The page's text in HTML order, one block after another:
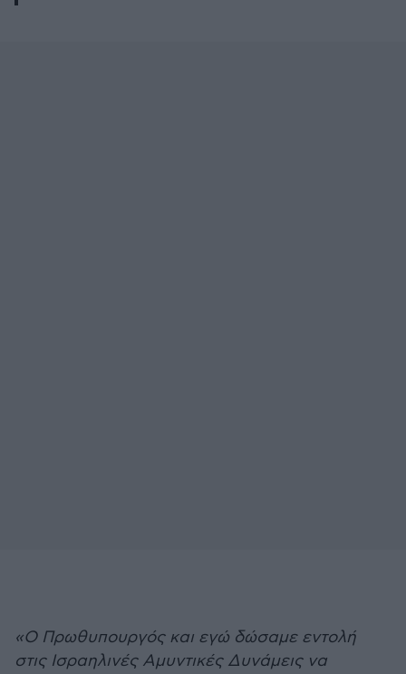
«Ο Πρωθυπουργός και εγώ δώσαμε εντολή
στις Ισραηλινές Αμυντικές Δυνάμεις να